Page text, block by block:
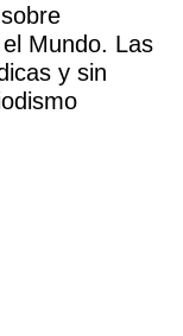
Mundo. Las
y sin